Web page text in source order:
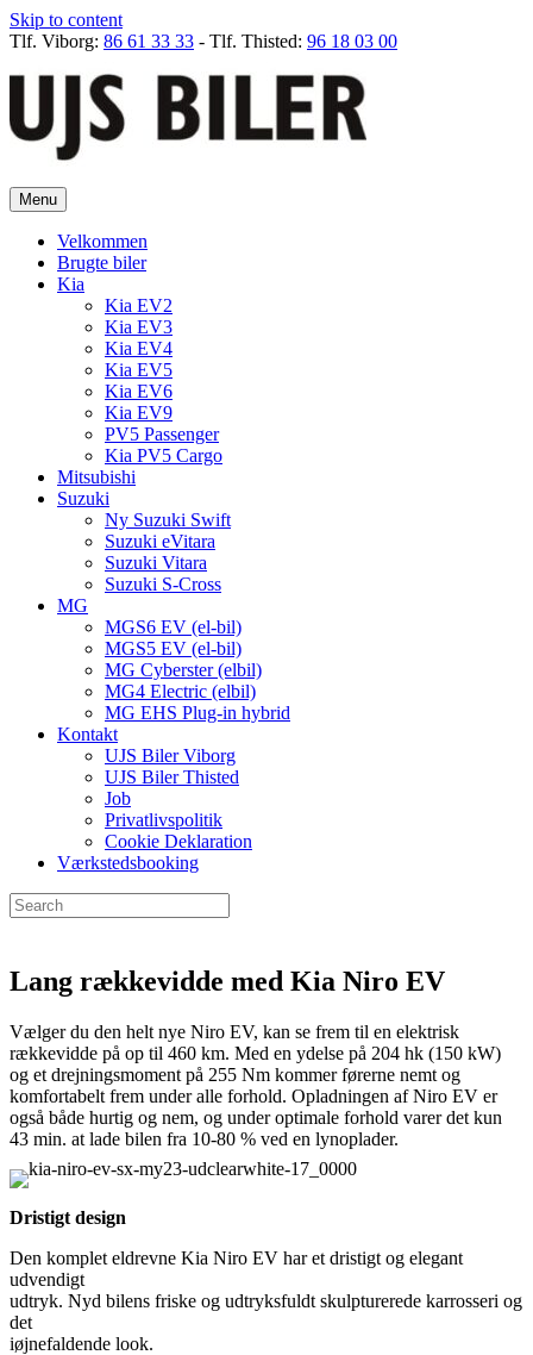
Skip to content
Tlf. Viborg: 86 61 33 33 - Tlf. Thisted: 96 18 03 00
Menu
Velkommen
Brugte biler
Kia
Kia EV2
Kia EV3
Kia EV4
Kia EV5
Kia EV6
Kia EV9
PV5 Passenger
Kia PV5 Cargo
Mitsubishi
Suzuki
Ny Suzuki Swift
Suzuki eVitara
Suzuki Vitara
Suzuki S-Cross
MG
MGS6 EV (el-bil)
MGS5 EV (el-bil)
MG Cyberster (elbil)
MG4 Electric (elbil)
MG EHS Plug-in hybrid
Kontakt
UJS Biler Viborg
UJS Biler Thisted
Job
Privatlivspolitik
Cookie Deklaration
Værkstedsbooking
Lang rækkevidde med Kia Niro EV
Vælger du den helt nye Niro EV, kan se frem til en elektrisk
rækkevidde på op til 460 km. Med en ydelse på 204 hk (150 kW)
og et drejningsmoment på 255 Nm kommer førerne nemt og
komfortabelt frem under alle forhold. Opladningen af Niro EV er
også både hurtig og nem, og under optimale forhold varer det kun
43 min. at lade bilen fra 10-80 % ved en lynoplader.
Dristigt design
Den komplet eldrevne Kia Niro EV har et dristigt og elegant
udvendigt
udtryk. Nyd bilens friske og udtryksfuldt skulpturerede karrosseri og
det
iøjnefaldende look.